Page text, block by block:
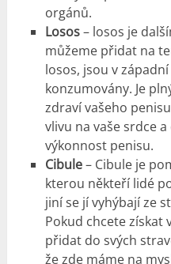
orgánů.
Losos– losos je
můžeme přidat na
losos, jsou v
konzumovány. Je
zdraví vašeho
vlivu na vaše srdce
výkonnost penisu.
Cibule– Cibule je
kterou někteří lidé
jiní se jí vyhýbají ze
Pokud chcete získat
přidat do svých
že zde máme na